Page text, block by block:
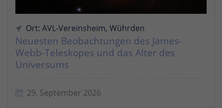
Ort: AVL-Vereinsheim, Wührden
Neuesten Beobachtungen des James-
Webb-Teleskopes und das Alter des
Universums
29. September 2026